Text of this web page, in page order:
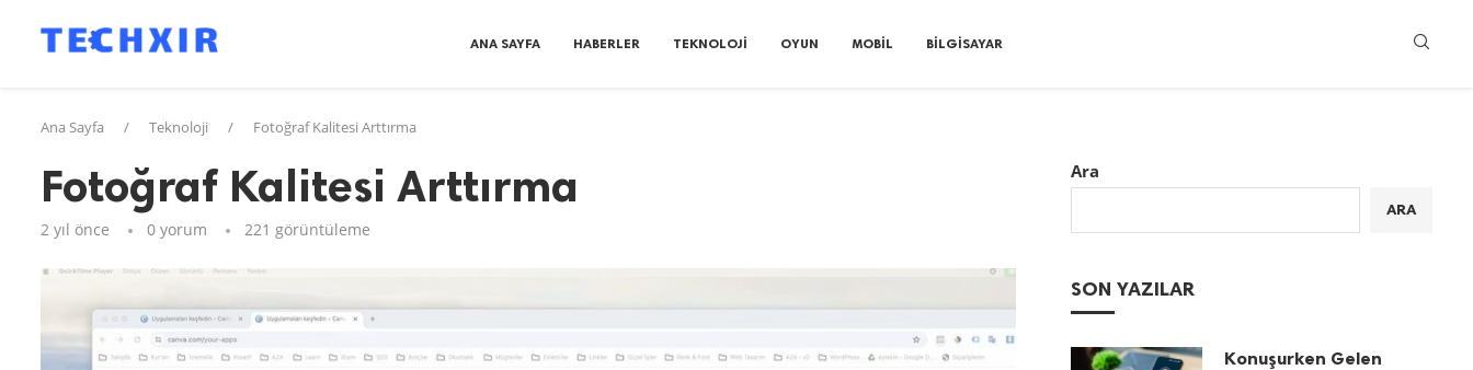
ANA SAYFA HABERLER TEKNOLOJI OYUN MOBIL BILGISAYAR
Ana Sayfa / Teknoloji / Fotoğraf Kalitesi Arttırma
Fotoğraf Kalitesi Arttırma
2 yıl önce 0 yorum 221 görüntüleme
Ara
ARA
SON YAZILAR
Konuşurken Gelen